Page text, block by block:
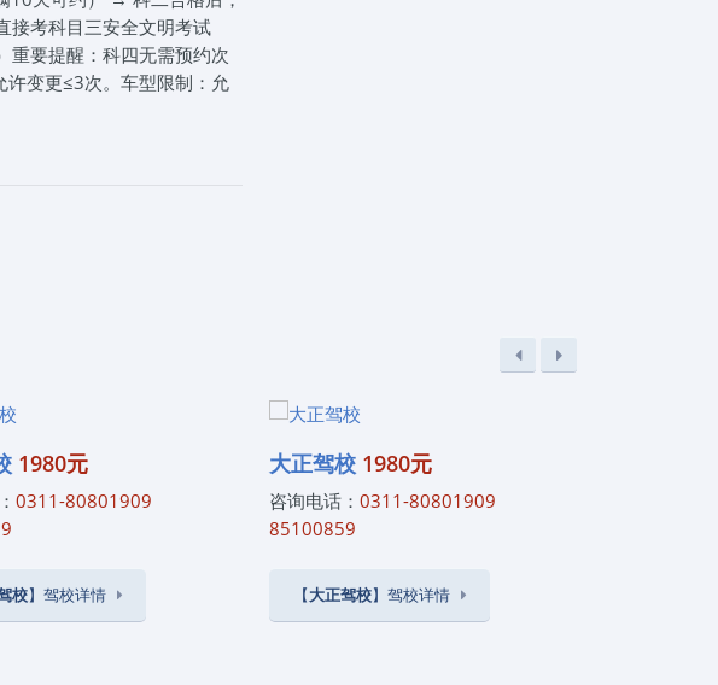
车报名电话：0311-
到练车、考试、拿证一站式
接考科目三安全文明考试
重要提醒：科四无需预约次
变更≤3次。车型限制：允
驶技能考试次数延续转出地
庄思毅学车报名电话：
体检到练车、考试、拿证
1980元
0311-80801909
校】驾校详情
大正驾校 1980元
咨询电话： 0311-80801909
85100859
【大正驾校】驾校详情